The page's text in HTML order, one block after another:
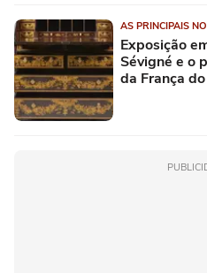
AS PRINCIPAIS
Exposição
Sévigné e o
da França